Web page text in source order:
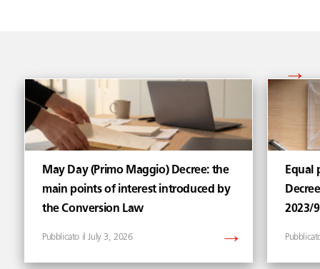
Vedi tutti gli articoli di
May Day (Primo Maggio) Decree: the
main points of interest introduced by
the Conversion Law
July 3, 2026
Equal
2023/